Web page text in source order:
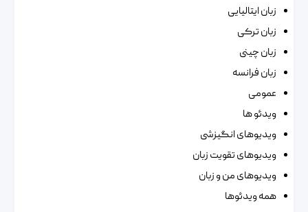
زبان ایتالیایی
زبان ترکی
زبان چینی
زبان فرانسه
عمومی
ویدئو ها
ویدیوهای انگیزشی
ویدیوهای تقویت زبان
ویدیوهای من و زبان
همه ویدئوها